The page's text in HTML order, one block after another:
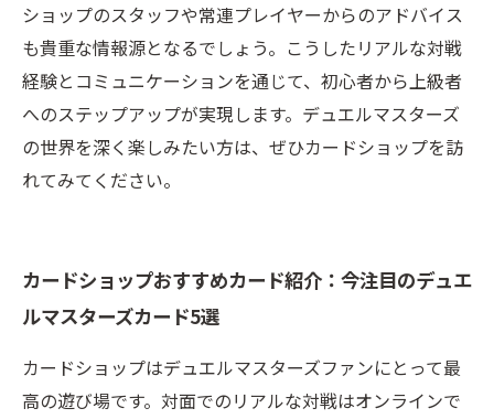
ショップのスタッフや常連プレイヤーからのアドバイス
も貴重な情報源となるでしょう。こうしたリアルな対戦
経験とコミュニケーションを通じて、初心者から上級者
へのステップアップが実現します。デュエルマスターズ
の世界を深く楽しみたい方は、ぜひカードショップを訪
れてみてください。
カードショップおすすめカード紹介：今注目のデュエ
ルマスターズカード5選
カードショップはデュエルマスターズファンにとって最
高の遊び場です。対面でのリアルな対戦はオンラインで